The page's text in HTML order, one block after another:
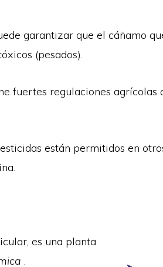
garantizar que el cáñamo
(pesados).
fuertes regulaciones
están permitidos en
es una planta
.